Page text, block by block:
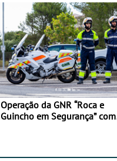
Operação da GNR “Roca e
Guincho em Segurança” com